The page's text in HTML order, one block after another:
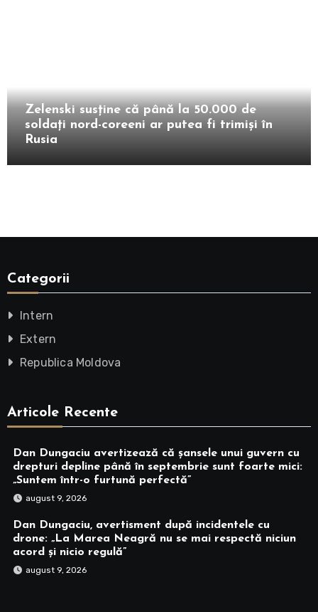
Zelenski susține că până la 50.000 de
soldați nord-coreeni ar putea fi trimiși în
Rusia
Categorii
Intern
Extern
Republica Moldova
Articole Recente
Dan Dungaciu avertizează că șansele unui guvern cu
drepturi depline până în septembrie sunt foarte mici:
„Suntem într-o furtună perfectă”
august 9, 2026
Dan Dungaciu, avertisment după incidentele cu
drone: „La Marea Neagră nu se mai respectă niciun
acord și nicio regulă”
august 9, 2026